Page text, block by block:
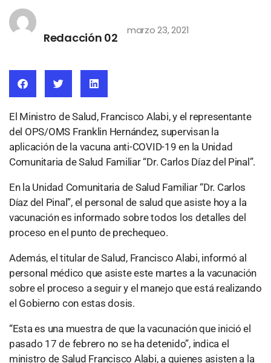
Redacción 02
marzo 23, 2021
El Ministro de Salud, Francisco Alabi, y el representante
del OPS/OMS Franklin Hernández, supervisan la
aplicación de la vacuna anti-COVID-19 en la Unidad
Comunitaria de Salud Familiar “Dr. Carlos Díaz del Pinal”.
En la Unidad Comunitaria de Salud Familiar “Dr. Carlos
Díaz del Pinal”, el personal de salud que asiste hoy a la
vacunación es informado sobre todos los detalles del
proceso en el punto de prechequeo.
Además, el titular de Salud, Francisco Alabi, informó al
personal médico que asiste este martes a la vacunación
sobre el proceso a seguir y el manejo que está realizando
el Gobierno con estas dosis.
“Esta es una muestra de que la vacunación que inició el
pasado 17 de febrero no se ha detenido”, indica el
ministro de Salud Francisco Alabi, a quienes asisten a la